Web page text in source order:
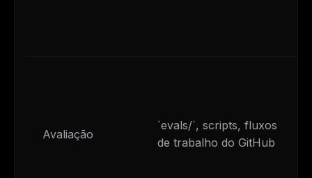
Avaliação
`evals/`, scripts, fluxos
de trabalho do GitHub